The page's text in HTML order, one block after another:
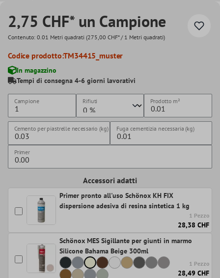
2,75 CHF* un Campione
Contenuto: 0.01 Metri quadrati (275,00 CHF* / 1 Metri quadrati)
Codice prodotto:TM34415_muster
In magazzino
Tempi di consegna 4-6 giorni lavorativi
Campione Rifiuti Prodotto m²
Cemento per piastrelle necessario (kg) Fuga cementizia necessaria (kg)
Primer
Accessori adatti
Primer pronto all'uso Schönox KH FIX
dispersione adesiva di resina sintetica 1 kg
1 Pezzo
28,38 CHF
Schönox MES Sigillante per giunti in marmo
Silicone Bahama Beige 300ml
1 Pezzo
28,49 CHF